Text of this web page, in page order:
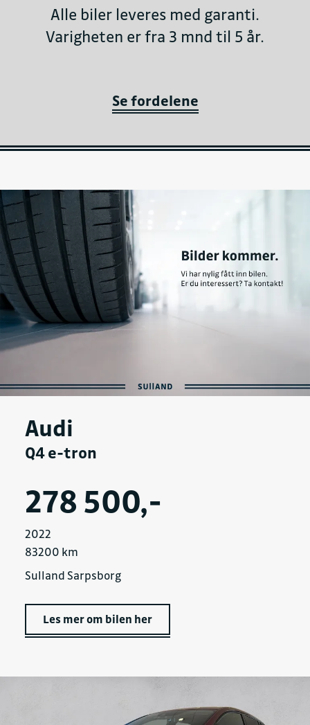
Alle biler leveres med garanti.
Varigheten er fra 3 mnd til 5 år.
Se fordelene
Audi
Q4 e-tron
278 500,-
2022
83200 km
Sulland Sarpsborg
Les mer om bilen her